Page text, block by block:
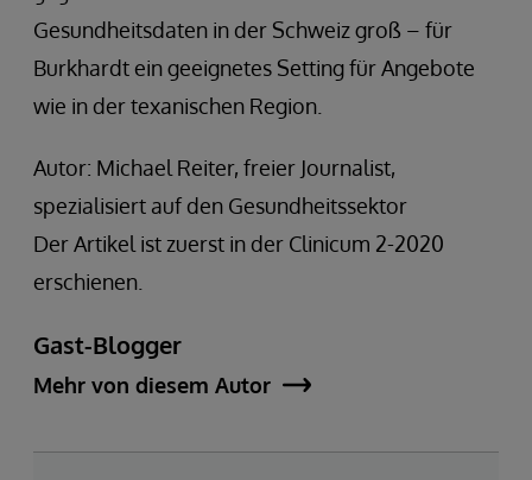
Gesundheitsdaten in der Schweiz groß – für
Burkhardt ein geeignetes Setting für Angebote
wie in der texanischen Region.
Autor: Michael Reiter, freier Journalist,
spezialisiert auf den Gesundheitssektor
Der Artikel ist zuerst in der Clinicum 2-2020
erschienen.
Gast-Blogger
Mehr von diesem Autor